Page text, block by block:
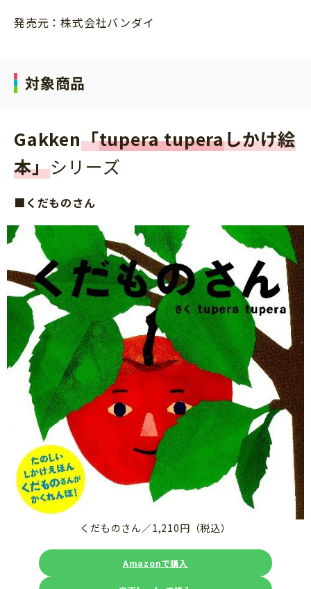
発売元：株式会社バンダイ
対象商品
Gakken「tupera tuperaしかけ絵
本」シリーズ
■くだものさん
くだものさん／1,210円（税込）
Amazonで購入